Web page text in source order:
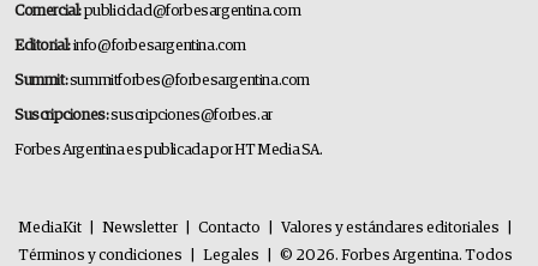
Comercial:publicidad@forbesargentina.com
Editorial:info@forbesargentina.com
Summit:summitforbes@forbesargentina.com
Suscripciones:suscripciones@forbes.ar
Forbes Argentina es publicada por HT Media SA.
MediaKit Newsletter Contacto Valores y estándares editoriales
Términos y condiciones
Legales © 2026. Forbes Argentina. Todos